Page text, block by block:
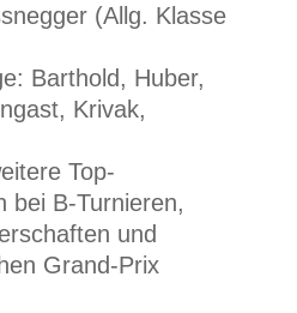
(Allg. Klasse
Barthold, Huber,
Krivak,
Top-
bei B-Turnieren,
und
Grand-Prix